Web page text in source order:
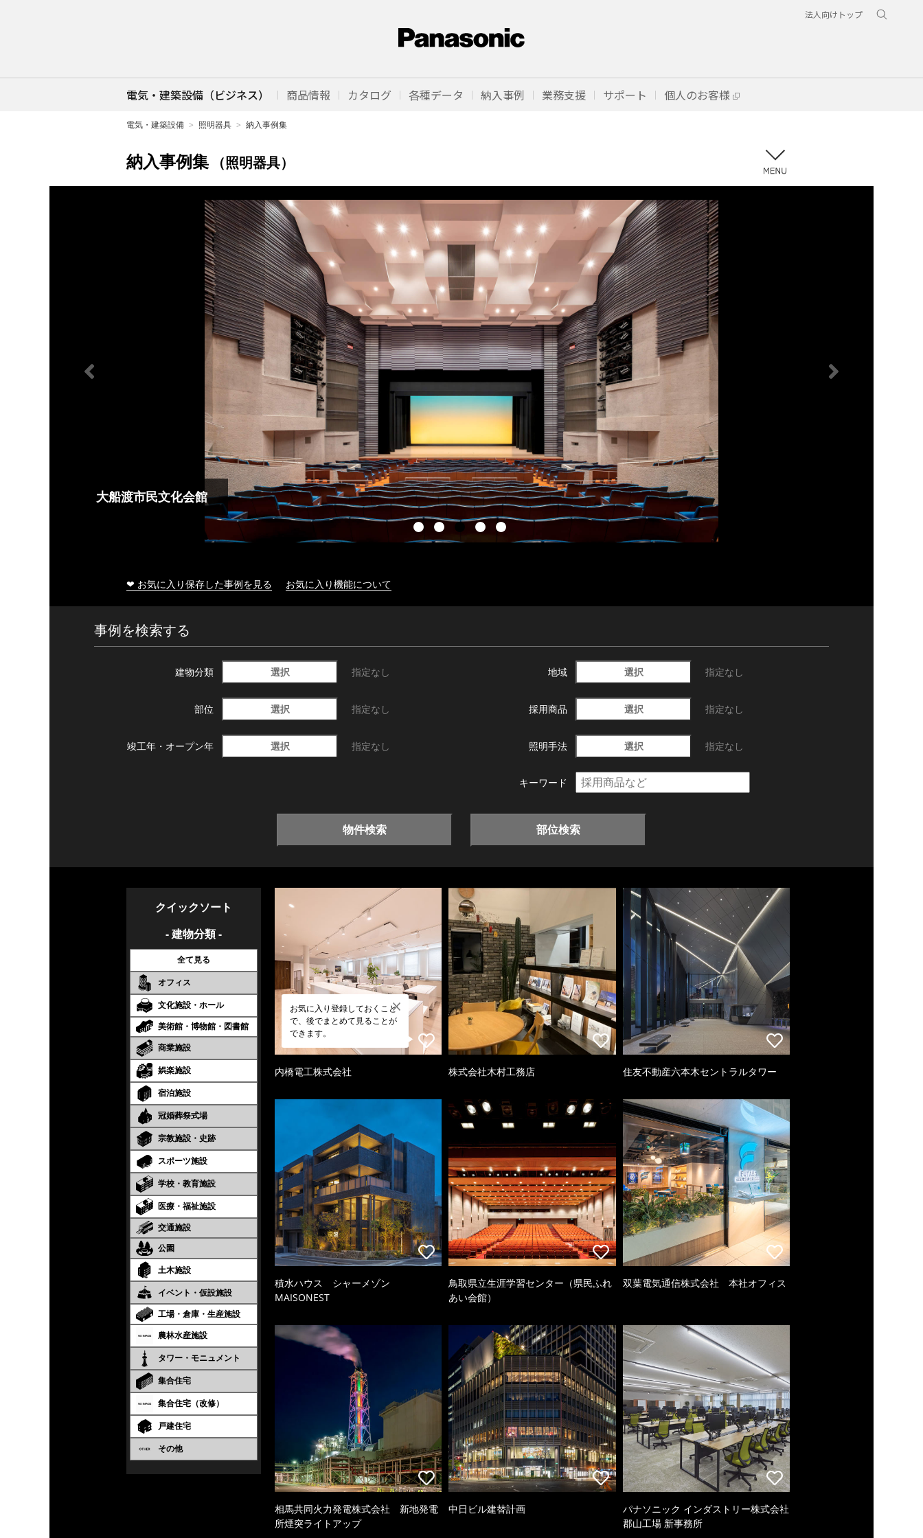
法人向けトップ
電気・建築設備（ビジネス） 商品情報 カタログ 各種データ 納入事例 業務支援 サポート 個人のお客様
電気・建築設備 照明器具 納入事例集
納入事例集 （照明器具）
大船渡市民文化会館
❤ お気に入り保存した事例を見る お気に入り機能について
事例を検索する
建物分類 選択 指定なし 地域 選択 指定なし
部位 選択 指定なし 採用商品 選択 指定なし
竣工年・ オープン年 選択 指定なし 照明手法 選択 指定なし
キーワード
物件検索 部位検索
クイックソート
- 建物分類 -
全て見る
オフィス
文化施設・ホール
美術館・博物館・図書館
商業施設
娯楽施設
宿泊施設
冠婚葬祭式場
宗教施設・史跡
スポーツ施設
学校・教育施設
医療・福祉施設
交通施設
公園
土木施設
イベント・仮設施設
工場・倉庫・生産施設
農林水産施設
タワー・モニュメント
集合住宅
集合住宅（改修）
戸建住宅
その他
お気に入り登録しておくこと
で、後でまとめて見ることが
できます。
内橋電工株式会社 株式会社木村工務店 住友不動産六本木セントラルタワー
積水ハウス シャーメゾン
MAISONEST
鳥取県立生涯学習センター（県民ふれ
あい会館）
双葉電気通信株式会社 本社オフィス
相馬共同火力発電株式会社 新地発電
所煙突ライトアップ
中日ビル建替計画
パナソニック インダストリー株式会社
郡山工場 新事務所